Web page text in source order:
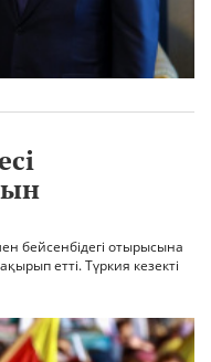
бейсенбідегі отырысына
етті. Түркия кезекті